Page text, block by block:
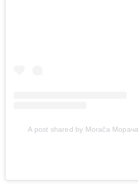
A post shared by Morača